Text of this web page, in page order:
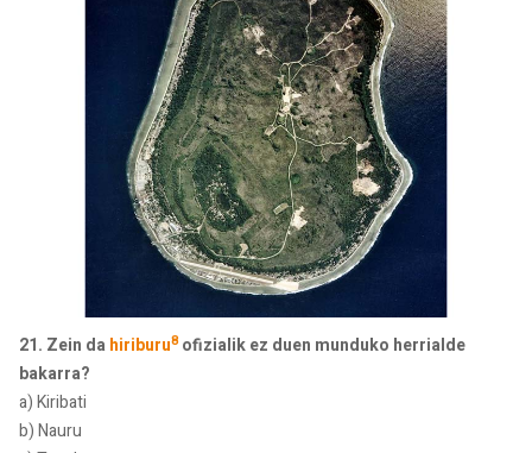
21. Zein da hiriburu8ofizialik ez duen munduko herrialde
bakarra?
a) Kiribati
b) Nauru